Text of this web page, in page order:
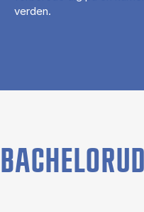
verden.